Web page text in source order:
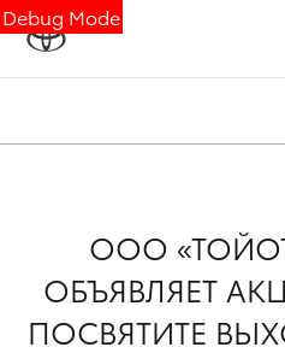
Debug Mode
ООО
ОБЪЯВЛЯЕТ
ПОСВЯТИТЕ